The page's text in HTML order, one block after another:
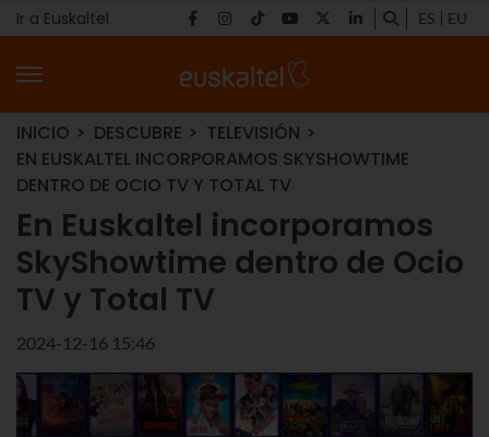
Ir a Euskaltel ES EU
INICIO DESCUBRE
TELEVISIÓN
EN EUSKALTEL INCORPORAMOS SKYSHOWTIME
DENTRO DE OCIO TV Y TOTAL TV
En Euskaltel incorporamos
SkyShowtime dentro de Ocio
TV y Total TV
2024-12-16 15:46